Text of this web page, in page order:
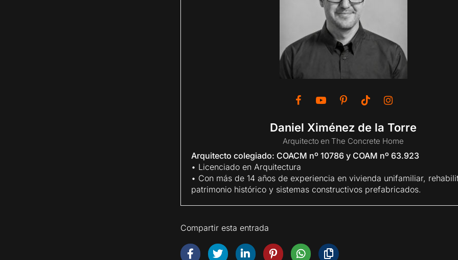
Daniel Ximénez de la Torre
Arquitecto en The Concrete Home
Arquitecto colegiado: COACM nº 10786 y COAM nº 63.923
• Licenciado en Arquitectura
• Con más de 14 años de experiencia en vivienda unifamiliar,
patrimonio histórico y sistemas constructivos prefabricados.
Compartir esta entrada